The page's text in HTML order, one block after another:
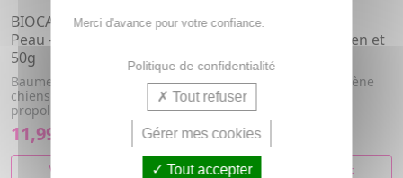
BIOCANINA Soin de la
Peau - Baume Nourrissant
50g
Baume nourrissant pour
chiens et chats à base de
propolis.
11,99€
VOIR CET ARTICLE
CLEMENT THEKAN
Calmocanil Spray Chien et
Chat 200ml
Démangeaisons et Hygiène
de la peau
9,91€
VOIR CET ARTICLE
Merci d'avance pour votre confiance.
Politique de confidentialité
Tout refuser
Gérer mes cookies
Tout accepter